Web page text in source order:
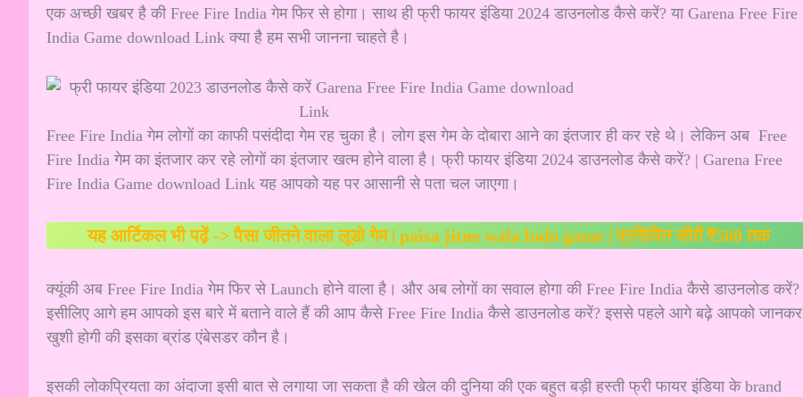
एक अच्छी खबर है की Free Fire India गेम फिर से होगा। साथ ही फ्री फायर इंडिया 2024 डाउनलोड कैसे करें? या Garena Free Fire
India Game download Link क्या है हम सभी जानना चाहते है।
Free Fire India गेम लोगों का काफी पसंदीदा गेम रह चुका है। लोग इस गेम के दोबारा आने का इंतजार ही कर रहे थे। लेकिन अब Free
Fire India गेम का इंतजार कर रहे लोगों का इंतजार खत्म होने वाला है। फ्री फायर इंडिया 2024 डाउनलोड कैसे करें? | Garena Free
Fire India Game download Link यह आपको यह पर आसानी से पता चल जाएगा।
यह आर्टिकल भी पढ़ें ->पैसा जीतने वाला लूडो गेम | paisa jitne wala ludo game | प्रतिदिन जीतें ₹500 तक
क्यूंकी अब Free Fire India गेम फिर से Launch होने वाला है। और अब लोगों का सवाल होगा की Free Fire India कैसे डाउनलोड करें?
इसीलिए आगे हम आपको इस बारे में बताने वाले हैं की आप कैसे Free Fire India कैसे डाउनलोड करें? इससे पहले आगे बढ़े आपको जानकर
खुशी होगी की इसका ब्रांड एंबेसडर कौन है।
इसकी लोकप्रियता का अंदाजा इसी बात से लगाया जा सकता है की खेल की दुनिया की एक बहुत बड़ी हस्ती फ्री फायर इंडिया के brand